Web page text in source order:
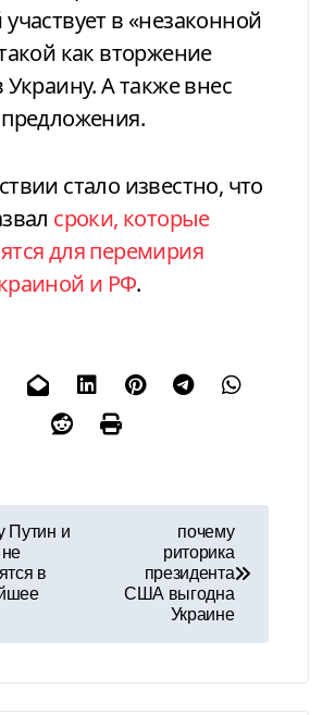
в «незаконной
как вторжение
Украину. А также внес
стало известно, что
сроки, которые
для перемирия
и РФ.
Путин и
в
почему
риторика
президента
США выгодна
Украине